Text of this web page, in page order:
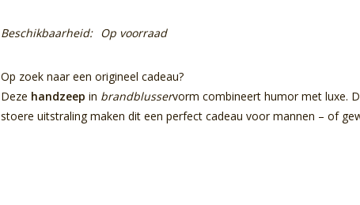
Beschikbaarheid: Op voorraad
Op zoek naar een origineel cadeau?
Deze handzeep in brandblusservorm combineert humor met luxe.
stoere uitstraling maken dit een perfect cadeau voor mannen – of